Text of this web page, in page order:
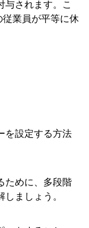
与されます。こ
業員が平等に休
を設定する方法
ために、多段階
ましょう。